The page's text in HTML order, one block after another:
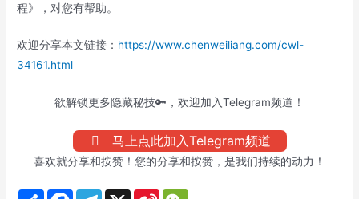
程》，对您有帮助。
欢迎分享本文链接： https://www.chenweiliang.com/cwl-
34161.html
欲解锁更多隐藏秘技🔑，欢迎加入Telegram频道！
马上点此加入Telegram频道
喜欢就分享和按赞！您的分享和按赞，是我们持续的动力！
S
F
T
X
S